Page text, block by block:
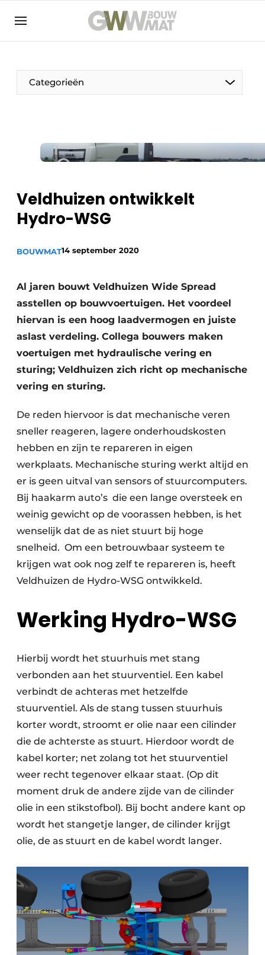
NL EN
Categorieën
De Pen
Duurzaamheid & Innovatie
Kopen/Huren/Leasen
Sloop & Recycling
Bouwtransport
Machines & Materieel
Veldhuizen ontwikkelt
Hydro-WSG
BOUWMAT14 september 2020
Al jaren bouwt Veldhuizen Wide Spread
asstellen op bouwvoertuigen. Het voordeel
hiervan is een hoog laadvermogen en juiste
aslast verdeling. Collega bouwers maken
voertuigen met hydraulische vering en
sturing; Veldhuizen zich richt op mechanische
vering en sturing.
De reden hiervoor is dat mechanische veren
sneller reageren, lagere onderhoudskosten
hebben en zijn te repareren in eigen
werkplaats. Mechanische sturing werkt altijd en
er is geen uitval van sensors of stuurcomputers.
Bij haakarm auto’s die een lange oversteek en
weinig gewicht op de voorassen hebben, is het
wenselijk dat de as niet stuurt bij hoge
snelheid. Om een betrouwbaar systeem te
krijgen wat ook nog zelf te repareren is, heeft
Veldhuizen de Hydro-WSG ontwikkeld.
Werking Hydro-WSG
Hierbij wordt het stuurhuis met stang
verbonden aan het stuurventiel. Een kabel
verbindt de achteras met hetzelfde
stuurventiel. Als de stang tussen stuurhuis
korter wordt, stroomt er olie naar een cilinder
die de achterste as stuurt. Hierdoor wordt de
kabel korter; net zolang tot het stuurventiel
weer recht tegenover elkaar staat. (Op dit
moment druk de andere zijde van de cilinder
olie in een stikstofbol). Bij bocht andere kant op
wordt het stangetje langer, de cilinder krijgt
olie, de as stuurt en de kabel wordt langer.